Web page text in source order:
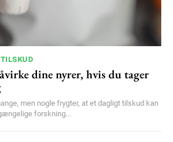
dine nyrer, hvis du tager
men nogle frygter, at et dagligt tilskud kan
forskning...